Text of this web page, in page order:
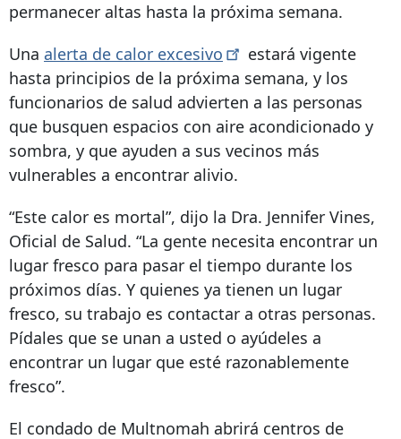
permanecer altas hasta la próxima semana.
Una alerta de calor excesivo
estará vigente
hasta principios de la próxima semana, y los
funcionarios de salud advierten a las personas
que busquen espacios con aire acondicionado y
sombra, y que ayuden a sus vecinos más
vulnerables a encontrar alivio.
“Este calor es mortal”, dijo la Dra. Jennifer Vines,
Oficial de Salud. “La gente necesita encontrar un
lugar fresco para pasar el tiempo durante los
próximos días. Y quienes ya tienen un lugar
fresco, su trabajo es contactar a otras personas.
Pídales que se unan a usted o ayúdeles a
encontrar un lugar que esté razonablemente
fresco”.
El condado de Multnomah abrirá centros de